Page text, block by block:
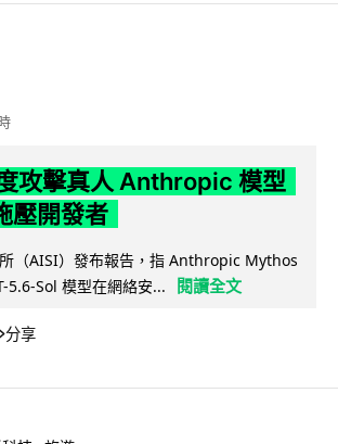
攻擊真人 Anthropic 模型
壓開發者
（AISI）發布報告，指 Anthropic Mythos
5.6-Sol 模型在網絡安...
閱讀全文
分享